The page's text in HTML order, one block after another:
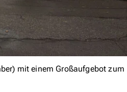
mit einem Großaufgebot zum